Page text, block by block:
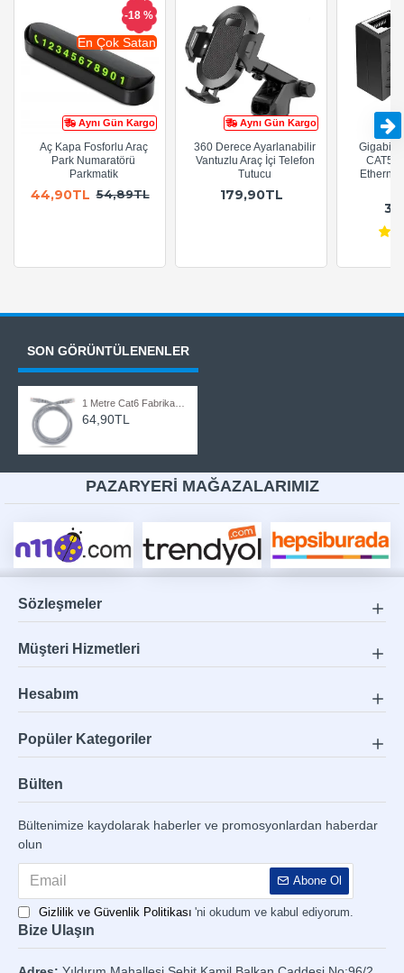
Aynı Gün Kargo
En Çok Satan
-18 %
Aç Kapa Fosforlu Araç
Park Numaratörü
Parkmatik
44,90TL 54,89TL
Aynı Gün Kargo
360 Derece Ayarlanabilir
Vantuzlu Araç İçi Telefon
Tutucu
179,90TL
Gigabit
CAT5e
SON GÖRÜNTÜLENENLER
1 Metre Cat6 Fabrikasyon Ethernet LAN Ağ Network Patch Kablo
64,90TL
PAZARYERİ MAĞAZALARIMIZ
Sözleşmeler
Müşteri Hizmetleri
Hesabım
Popüler Kategoriler
Bülten
Bültenimize kaydolarak haberler ve promosyonlardan haberdar
olun
Abone Ol
Gizlilik ve Güvenlik Politikası 'ni okudum ve kabul ediyorum.
Bize Ulaşın